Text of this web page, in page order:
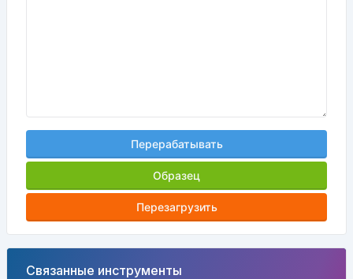
Перерабатывать
Образец
Перезагрузить
Связанные инструменты